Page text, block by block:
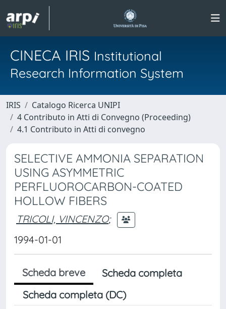
CINECA IRIS Institutional
Research Information System
IRIS
Catalogo Ricerca UNIPI
4 Contributo in Atti di Convegno (Proceeding)
4.1 Contributo in Atti di convegno
SELECTIVE AMMONIA SEPARATION
USING ASYMMETRIC
PERFLUOROCARBON-COATED
HOLLOW FIBERS
TRICOLI, VINCENZO;
1994-01-01
Scheda breve
Scheda completa
Scheda completa (DC)